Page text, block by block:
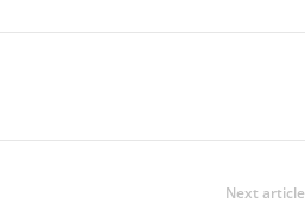
Next article